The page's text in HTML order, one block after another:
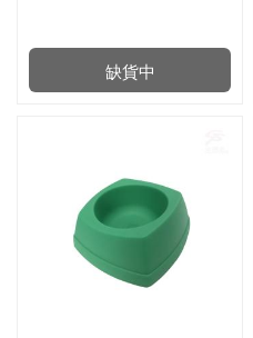
缺貨中